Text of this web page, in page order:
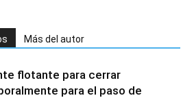
Más del autor
flotante para cerrar
para el paso de